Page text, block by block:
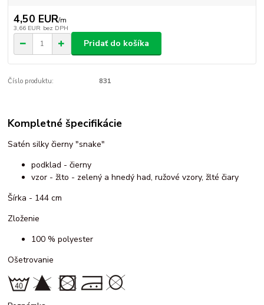
4,50 EUR/m
3,66 EUR bez DPH
Pridať do košíka
Číslo produktu: 831
Kompletné špecifikácie
Satén silky čierny "snake"
podklad - čierny
vzor - žlto - zelený a hnedý had, ružové vzory, žlté čiary
Šírka - 144 cm
Zloženie
100 % polyester
Ošetrovanie